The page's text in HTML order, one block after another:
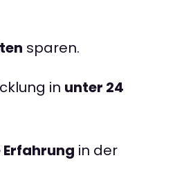
sparen.
in unter 24
Erfahrung in der